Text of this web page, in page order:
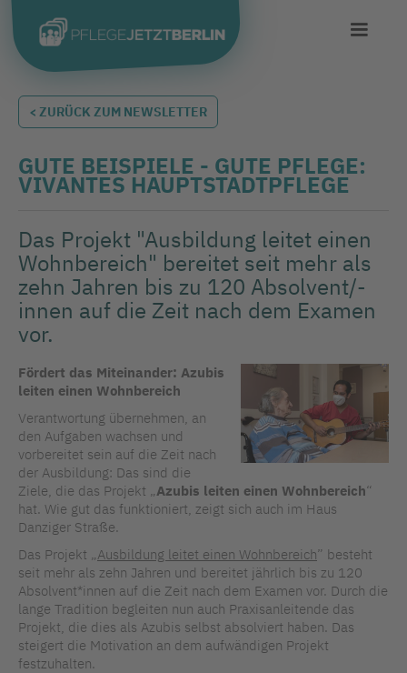
< ZURÜCK ZUM NEWSLETTER
GUTE BEISPIELE - GUTE PFLEGE:
VIVANTES HAUPTSTADTPFLEGE
Das Projekt "Ausbildung leitet einen
Wohnbereich" bereitet seit mehr als
zehn Jahren bis zu 120 Absolvent/-
innen auf die Zeit nach dem Examen
vor.
Fördert das Miteinander: Azubis
leiten einen Wohnbereich
Verantwortung übernehmen, an
den Aufgaben wachsen und
vorbereitet sein auf die Zeit nach
der Ausbildung: Das sind die
Ziele, die das Projekt „Azubis leiten einen Wohnbereich“
hat. Wie gut das funktioniert, zeigt sich auch im Haus
Danziger Straße.
Das Projekt „Ausbildung leitet einen Wohnbereich” besteht
seit mehr als zehn Jahren und bereitet jährlich bis zu 120
Absolvent*innen auf die Zeit nach dem Examen vor. Durch die
lange Tradition begleiten nun auch Praxisanleitende das
Projekt, die dies als Azubis selbst absolviert haben. Das
steigert die Motivation an dem aufwändigen Projekt
festzuhalten.